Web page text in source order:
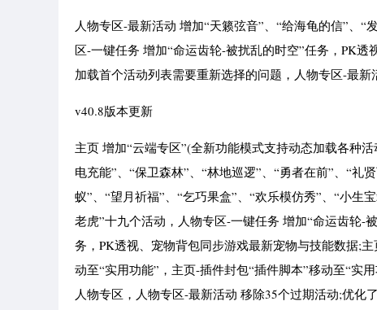
人物专区-最新活动 增加“天籁弦音”、“给海龟的信”、
区-一键任务 增加“命运齿轮-被扰乱的时空”任务，PK
加载首个活动列表需要重新选择的问题，人物专区-最
v40.8版本更新
主页 增加“云端专区”(全新功能模式支持动态加载各种
电充能”、“保卫森林”、“林地巡逻”、“勇者在前”、“礼
蚁”、“望月祈福”、“乞巧果盒”、“欢乐模仿秀”、“小生
老虎”十九个活动，人物专区-一键任务 增加“命运齿轮-
务，PK透视、宠物背包同步游戏最新宠物与技能数据;
动至“实用功能”，主页-插件封包“插件脚本”移动至“实
人物专区，人物专区-最新活动 移除35个过期活动;优化